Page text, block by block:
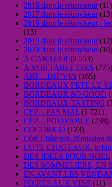
2016 dans le rétroviseur(11)
2017 dans le rétroviseur(13)
2018 dans le rétroviseur :
(13)
2019 dans le rétroviseur(12)
2020 dans le rétroviseur(10)
A CARAFER (3 553)
A VOS TABLETTES (775)
ART…DIT VIN (165)
BORDEAUX FETE LE
BORDEAUX SO GOOD
BORDEAUX TASTING
CEP…PAS MAL (1 721)
CEP…PITOYABLE (238)
COCORICO (123)
Côté Châteaux, l'émission
COTE CHATEAUX, le
DES IDEES POUR NOEL
DES SOMMELIERS, EN
EN AVANT LES
FOIRES AUX VINS (11)